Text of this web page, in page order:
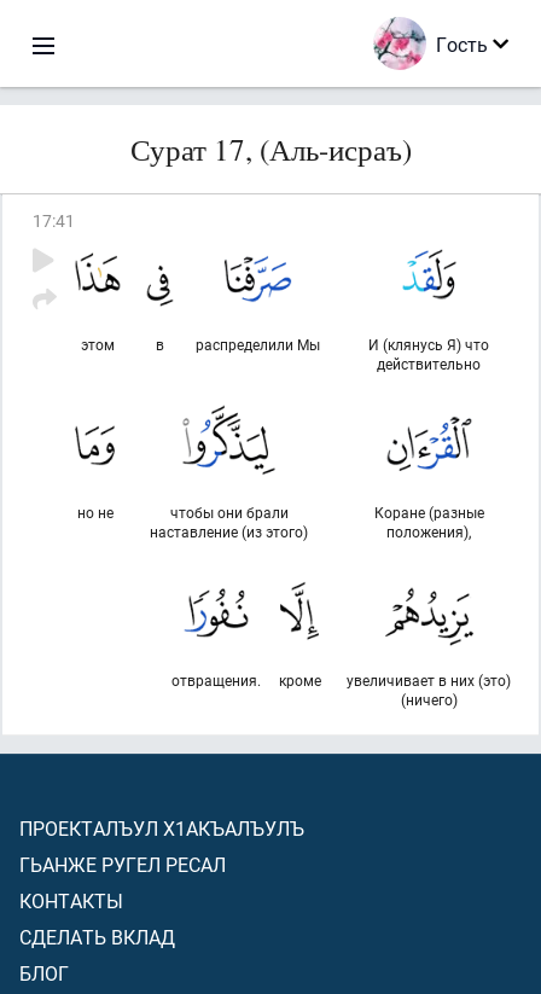
Гость
Сурат 17, (Аль-исраъ)
17:41
И (клянусь Я) что
действительно
распределили Мы
в
этом
Коране (разные
положения),
чтобы они брали
наставление (из этого)
но не
увеличивает в них (это)
(ничего)
кроме
отвращения.
ПРОЕКТАЛЪУЛ Х1АКЪАЛЪУЛЪ
ГЬАНЖЕ РУГЕЛ РЕСАЛ
КОНТАКТЫ
СДЕЛАТЬ ВКЛАД
БЛОГ